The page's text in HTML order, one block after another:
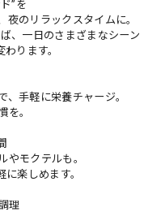
”を
のリラックスタイムに。
、一日のさまざまなシーン
ります。
、手軽に栄養チャージ。
を。
やモクテルも。
楽しめます。
理